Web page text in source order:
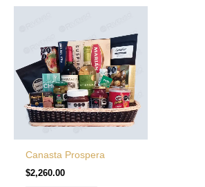
Canasta Prospera
$2,260.00